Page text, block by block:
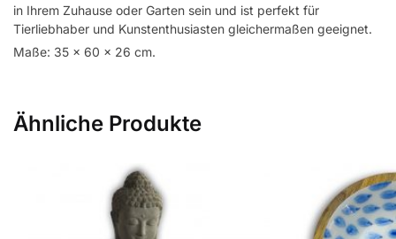
in Ihrem Zuhause oder Garten sein und ist perfekt für
Tierliebhaber und Kunstenthusiasten gleichermaßen geeignet.
Maße: 35 x 60 x 26 cm.
Ähnliche Produkte